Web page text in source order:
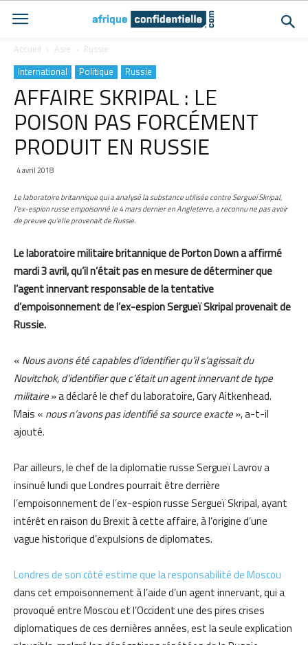
Accueil Asie Russie
International Politique Russie
AFFAIRE SKRIPAL : LE
POISON PAS FORCÉMENT
PRODUIT EN RUSSIE
4 avril 2018
Le laboratoire britannique qui a analysé la substance utilisée contre Sergueï Skripal,
l’ex-espion russe empoisonné le 4 mars dernier en Angleterre, a reconnu ne pas avoir
de preuve qu’elle provenait de Russie.
Le laboratoire militaire britannique de Porton Down a affirmé
mardi 3 avril, qu’il n’était pas en mesure de déterminer que
l’agent innervant responsable de la tentative
d’empoisonnement de l’ex-espion Sergueï Skripal provenait de
Russie.
« Nous avons été capables d’identifier qu’il s’agissait du
Novitchok, d’identifier que c’était un agent innervant de type
militaire» a déclaré le chef du laboratoire, Gary Aitkenhead.
Mais « nous n’avons pas identifié sa source exacte», a-t-il
ajouté.
Par ailleurs, le chef de la diplomatie russe Sergueï Lavrov a
insinué lundi que Londres pourrait être derrière
l’empoisonnement de l’ex-espion russe Sergueï Skripal, ayant
intérêt en raison du Brexit à cette affaire, à l’origine d’une
vague historique d’expulsions de diplomates.
Londres de son côté estime que la responsabilité de Moscou
dans cet empoisonnement à l’aide d’un agent innervant, qui a
provoqué entre Moscou et l’Occident une des pires crises
diplomatiques de ces dernières années, est la seule explication